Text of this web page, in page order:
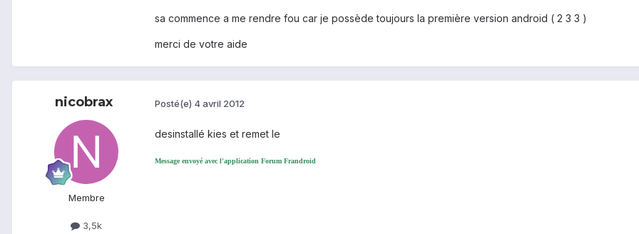
sa commence a me rendre fou car je possède toujours la première version android ( 2 3 3 )
merci de votre aide
nicobrax
Membre
3,5k
Posté(e) 4 avril 2012
desinstallé kies et remet le
Message envoyé avec l'application Forum Frandroid